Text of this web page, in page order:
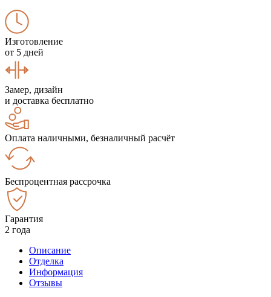
Изготовление
от 5 дней
Замер, дизайн
и доставка бесплатно
Оплата наличными, безналичный расчёт
Беспроцентная рассрочка
Гарантия
2 года
Описание
Отделка
Информация
Отзывы